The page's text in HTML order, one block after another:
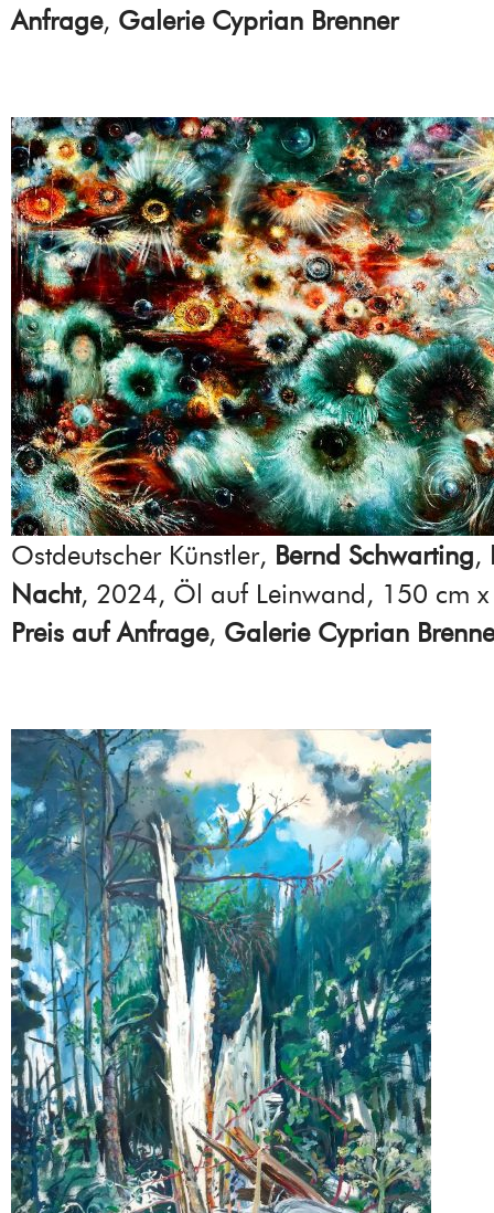
Anfrage, Galerie Cyprian Brenner
Ostdeutscher Künstler, Bernd Schwarting,
Nacht, 2024, Öl auf Leinwand, 150 cm
Preis auf Anfrage, Galerie Cyprian